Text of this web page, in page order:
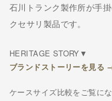
石川トランク製作所が手
クセサリ製品です。
HERITAGE STORY▼
ブランドストーリーを見る
ケースサイズ比較をご覧に